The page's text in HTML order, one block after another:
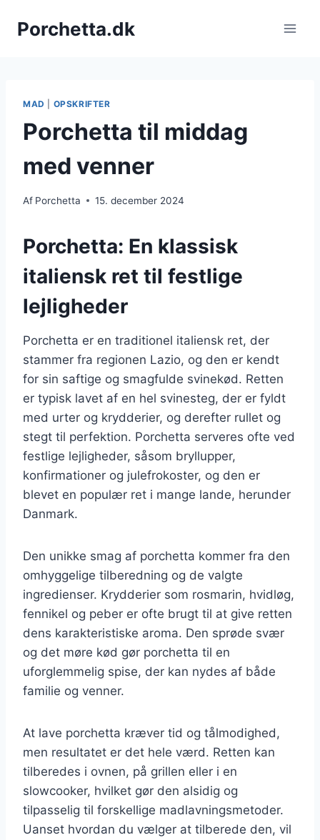
Porchetta.dk
MAD OPSKRIFTER
Porchetta til middag
med venner
Af Porchetta 15. december 2024
Porchetta: En klassisk
italiensk ret til festlige
lejligheder
Porchetta er en traditionel italiensk ret, der
stammer fra regionen Lazio, og den er kendt
for sin saftige og smagfulde svinekød. Retten
er typisk lavet af en hel svinesteg, der er fyldt
med urter og krydderier, og derefter rullet og
stegt til perfektion. Porchetta serveres ofte ved
festlige lejligheder, såsom bryllupper,
konfirmationer og julefrokoster, og den er
blevet en populær ret i mange lande, herunder
Danmark.
Den unikke smag af porchetta kommer fra den
omhyggelige tilberedning og de valgte
ingredienser. Krydderier som rosmarin, hvidløg,
fennikel og peber er ofte brugt til at give retten
dens karakteristiske aroma. Den sprøde svær
og det møre kød gør porchetta til en
uforglemmelig spise, der kan nydes af både
familie og venner.
At lave porchetta kræver tid og tålmodighed,
men resultatet er det hele værd. Retten kan
tilberedes i ovnen, på grillen eller i en
slowcooker, hvilket gør den alsidig og
tilpasselig til forskellige madlavningsmetoder.
Uanset hvordan du vælger at tilberede den, vil